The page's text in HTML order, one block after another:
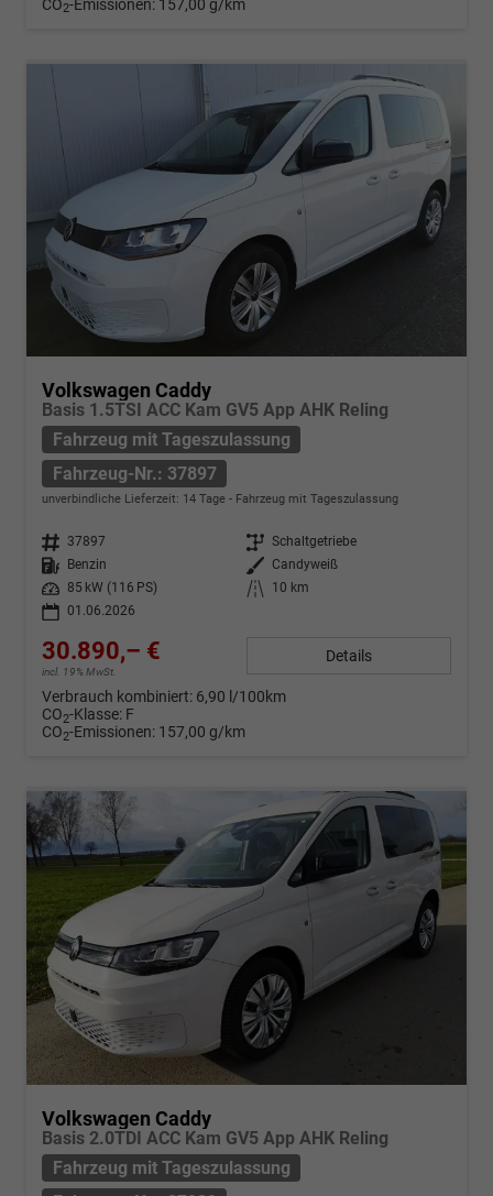
CO2-Emissionen: 157,00 g/km
Volkswagen Caddy
Basis 1.5TSI ACC Kam GV5 App AHK Reling
Fahrzeug mit Tageszulassung
Fahrzeug-Nr.: 37897
unverbindliche Lieferzeit: 14 Tage Fahrzeug mit Tageszulassung
Fahrzeug-Nr. 37897 Getriebe Schaltgetriebe
Kraftstoff
Benzin Außenfarbe Candyweiß
Leistung
85 kW (116 PS) Kilometerstand
10 km
01.06.2026
30.890,– €
incl. 19% MwSt.
Details
Verbrauch kombiniert: 6,90 l/100km
CO2-Klasse: F
CO2-Emissionen: 157,00 g/km
Volkswagen Caddy
Basis 2.0TDI ACC Kam GV5 App AHK Reling
Fahrzeug mit Tageszulassung